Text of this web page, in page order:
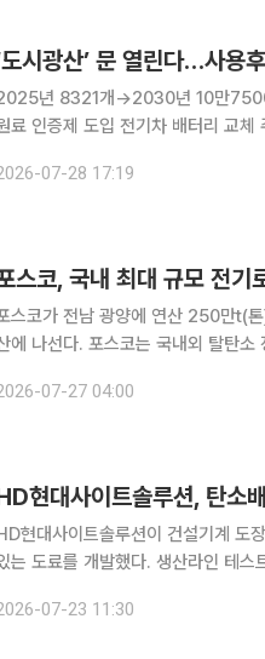
도시광산’ 문 열린다…사용
년 8321개→2030년 10만7500
증제 도입 전기차 배터리 교체 주기가 본격적으로 돌아오면서 향후 5년 내 국내에서 배출되
리하는 법적 기반이 마련되는 등 산
07-28 17:19
스코가 전남 광양에 연산 250만t(
다. 포스코는 국내외 탈탄소 정책에 부응하고 고객사의 탄소저감 제품 공급 요구에 적극적
준공된 전기로는 단일 설비 기준
07-27 04:00
현대사이트솔루션이 건설기계 도
는 도료를 개발했다. 생산라인 테
건설기계 도장 공정에서 발생하는
07-23 11:30